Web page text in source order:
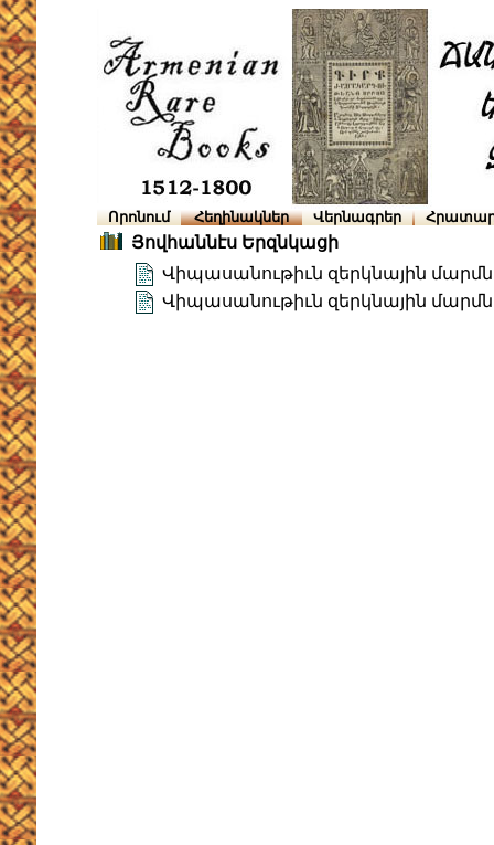
Որոնում Հեղինակներ Վերնագրեր
Յովհաննէս Երզնկացի
Վիպասանութիւն զերկնային
Վիպասանութիւն զերկնային